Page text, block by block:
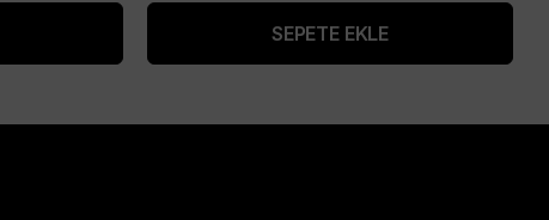
SEPETE EKLE